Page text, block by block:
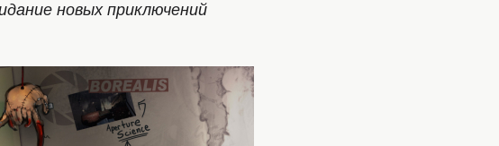
новых приключений